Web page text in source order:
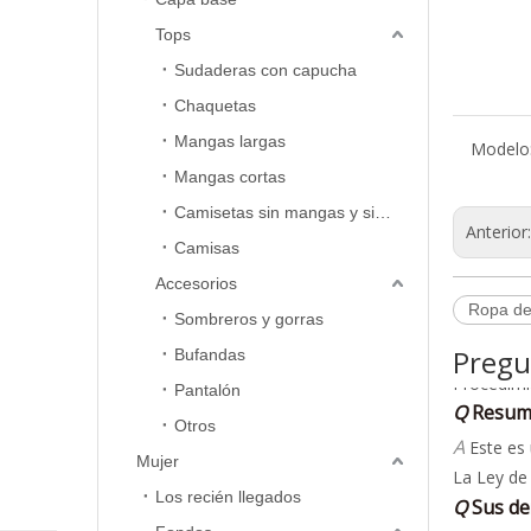
Tops
Sudaderas con capucha
Chaquetas
Mangas largas
Mangas cortas
Camisas
Accesorios
Sombreros y gorras
Bufandas
Pantalón
Otros
Mujer
Los recién llegados
Modelo:
Anterior:
Ropa
Q
A
Si no
al
Una vez
horas
Si su
Q
AEste es
La Ley
· Hasta
QSus
A